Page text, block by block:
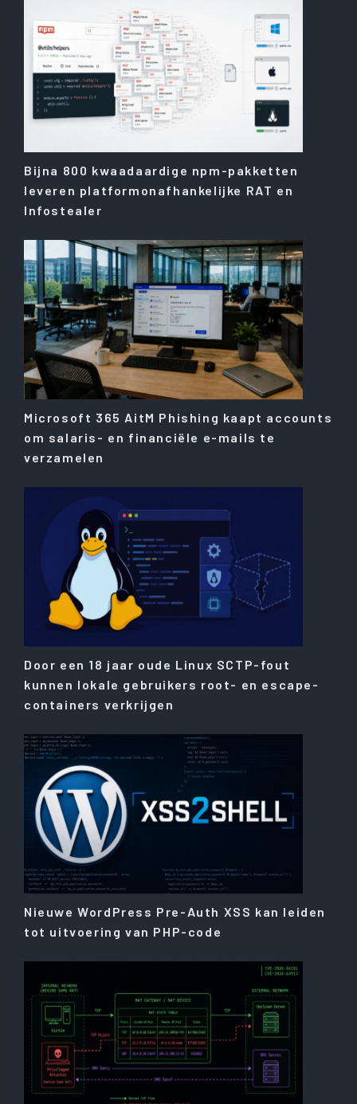
Bijna 800 kwaadaardige npm-pakketten
leveren platformonafhankelijke RAT en
Infostealer
Microsoft 365 AitM Phishing kaapt accounts
om salaris- en financiële e-mails te
verzamelen
Door een 18 jaar oude Linux SCTP-fout
kunnen lokale gebruikers root- en escape-
containers verkrijgen
Nieuwe WordPress Pre-Auth XSS kan leiden
tot uitvoering van PHP-code